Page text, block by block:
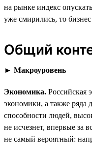
на рынке индекс
уже смирились, то
Общий
► Макроуровень
Экономика. Российская
экономики, а также ряда
способности людей,
не исчезнет, впервые за
не самый вероятный: